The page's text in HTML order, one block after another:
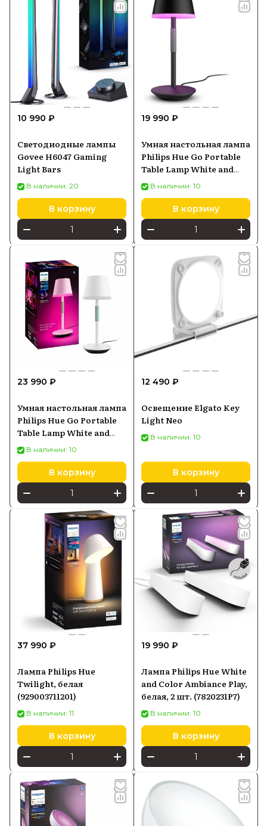
10 990 ₽
Светодиодные лампы
Govee H6047 Gaming
Light Bars
В наличии: 20
В корзину
19 990 ₽
Умная настольная лампа
Philips Hue Go Portable
Table Lamp White and
Color Ambiance черная
(929003128501)
В наличии: 10
В корзину
23 990 ₽
Умная настольная лампа
Philips Hue Go Portable
Table Lamp White and
Color Ambiance белая
(929003128401)
В наличии: 10
В корзину
12 490 ₽
Освещение Elgato Key
Light Neo
В наличии: 10
В корзину
37 990 ₽
Лампа Philips Hue
Twilight, белая
(929003711201)
В наличии: 11
В корзину
19 990 ₽
Лампа Philips Hue White
and Color Ambiance Play,
белая, 2 шт. (7820231P7)
В наличии: 10
В корзину